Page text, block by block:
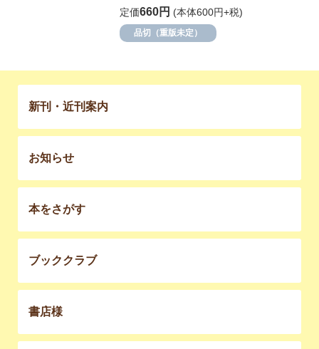
定価660円 (本体600円+税)
品切（重版未定）
新刊・近刊案内
お知らせ
本をさがす
ブッククラブ
書店様